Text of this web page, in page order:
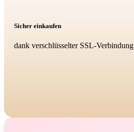
Sicher einkaufen
dank verschlüsselter SSL-Verbindung